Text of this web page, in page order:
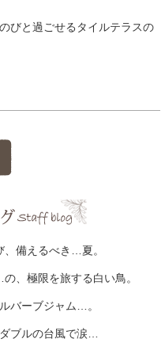
びと過ごせるタイルテラスの
、備えるべき…夏。
、極限を旅する白い鳥。
バーブジャム…。
ブルの台風で涙…